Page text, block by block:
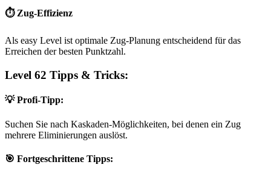
⏱️ Zug-Effizienz
Als easy Level ist optimale Zug-Planung entscheidend für das
Erreichen der besten Punktzahl.
Level 62 Tipps & Tricks:
💡 Profi-Tipp:
Suchen Sie nach Kaskaden-Möglichkeiten, bei denen ein Zug
mehrere Eliminierungen auslöst.
🎯 Fortgeschrittene Tipps: